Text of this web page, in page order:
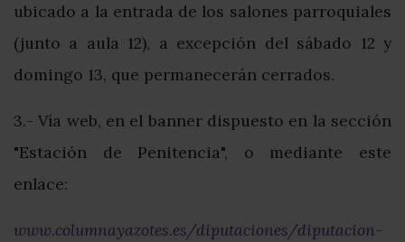
ubicado a la entrada de los salones parroquiales
(junto a aula 12), a excepción del sábado 12 y
domingo 13, que permanecerán cerrados.
3.- Vía web, en el banner dispuesto en la sección
"Estación de Penitencia", o mediante este
enlace:
www.columnayazotes.es/diputaciones/diputacion-